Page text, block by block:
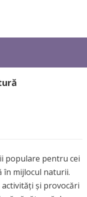
populare pentru cei
în mijlocul naturii.
și provocări